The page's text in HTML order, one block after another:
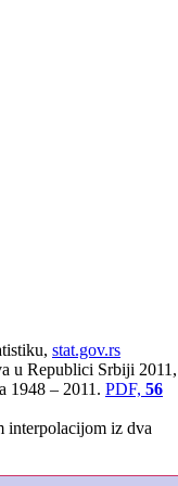
stat.gov.rs
u Republici Srbiji 2011,
1948 – 2011. PDF, 56
interpolacijom iz dva